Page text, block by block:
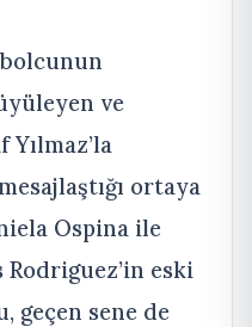
ve
ortaya
Ospina ile
Rodriguez’in eski
geçen sene de